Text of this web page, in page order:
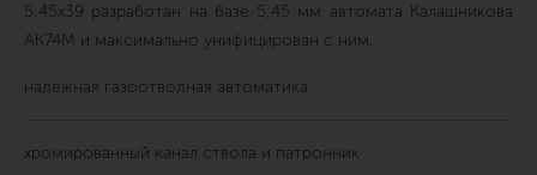
5,45х39 разработан на базе 5,45 мм автомата Калашникова
АК74М и максимально унифицирован с ним.
надежная газоотводная автоматика
хромированный канал ствола и патронник